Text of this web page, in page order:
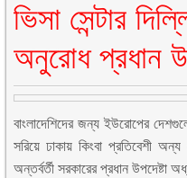
ভিসা সেন্টার
অনুরোধ প্রধান
বাংলাদেশিদের জন্য ইউরোপের
সরিয়ে ঢাকায় কিংবা প্রতিবেশী
অন্তর্বর্তী সরকারের প্রধান উপদেষ্টা